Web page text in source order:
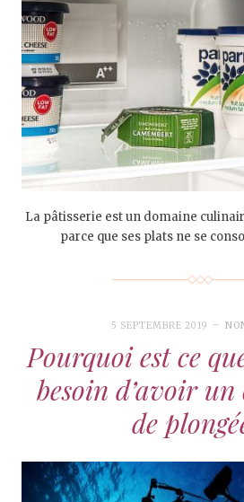
La pâtisserie est un domaine
parce que ses plats ne se
5 SEPTEMBRE 2019
Pourquoi est ce
besoin d’avoir
de